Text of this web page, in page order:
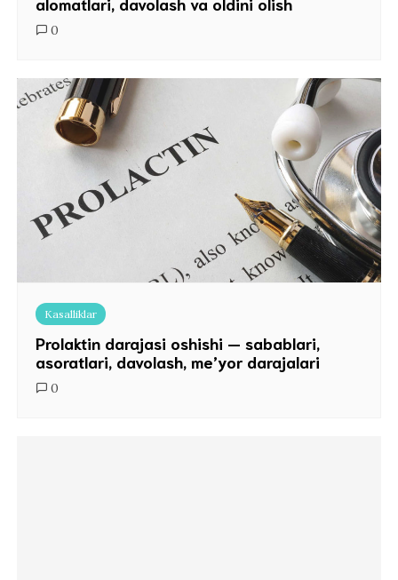
0
Kasalliklar
Prolaktin darajasi oshishi — sabablari,
asoratlari, davolash, me’yor darajalari
0